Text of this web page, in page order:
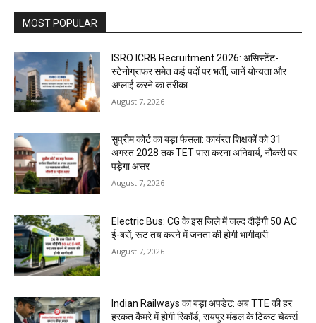
MOST POPULAR
ISRO ICRB Recruitment 2026: असिस्टेंट-
स्टेनोग्राफर समेत कई पदों पर भर्ती, जानें योग्यता और
अप्लाई करने का तरीका
August 7, 2026
सुप्रीम कोर्ट का बड़ा फैसला: कार्यरत शिक्षकों को 31
अगस्त 2028 तक TET पास करना अनिवार्य, नौकरी पर
पड़ेगा असर
August 7, 2026
Electric Bus: CG के इस जिले में जल्द दौड़ेंगी 50 AC
ई-बसें, रूट तय करने में जनता की होगी भागीदारी
August 7, 2026
Indian Railways का बड़ा अपडेट: अब TTE की हर
हरकत कैमरे में होगी रिकॉर्ड, रायपुर मंडल के टिकट चेकर्स